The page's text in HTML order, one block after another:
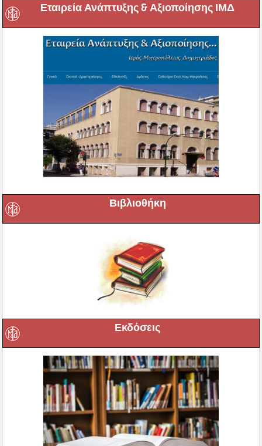
Εταιρεία Ανάπτυξης & Αξιοποίησης ΙΜΔ
Βιβλιοθήκη
Εκδόσεις